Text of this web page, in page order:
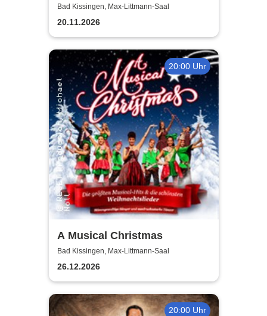
biggest Tribute to AC/DC
Bad Kissingen, Max-Littmann-Saal
20.11.2026
20:00 Uhr
A Musical Christmas
Bad Kissingen, Max-Littmann-Saal
26.12.2026
20:00 Uhr